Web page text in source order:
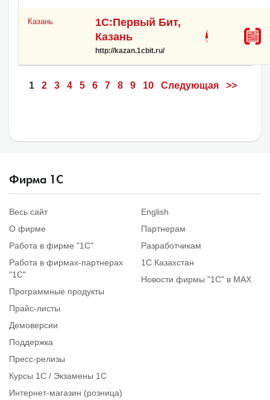
Казань
1С:Первый Бит,
Казань
http://kazan.1cbit.ru/
1 2 3 4 5 6 7 8 9 10 Следующая >>
Фирма 1С
Весь сайт
О фирме
Работа в фирме "1С"
Работа в фирмах-партнерах
"1С"
Программные продукты
Прайс-листы
Демоверсии
Поддержка
Пресс-релизы
Курсы 1С / Экзамены 1С
Интернет-магазин (розница)
English
Партнерам
Разработчикам
1С Казахстан
Новости фирмы "1С" в MAX